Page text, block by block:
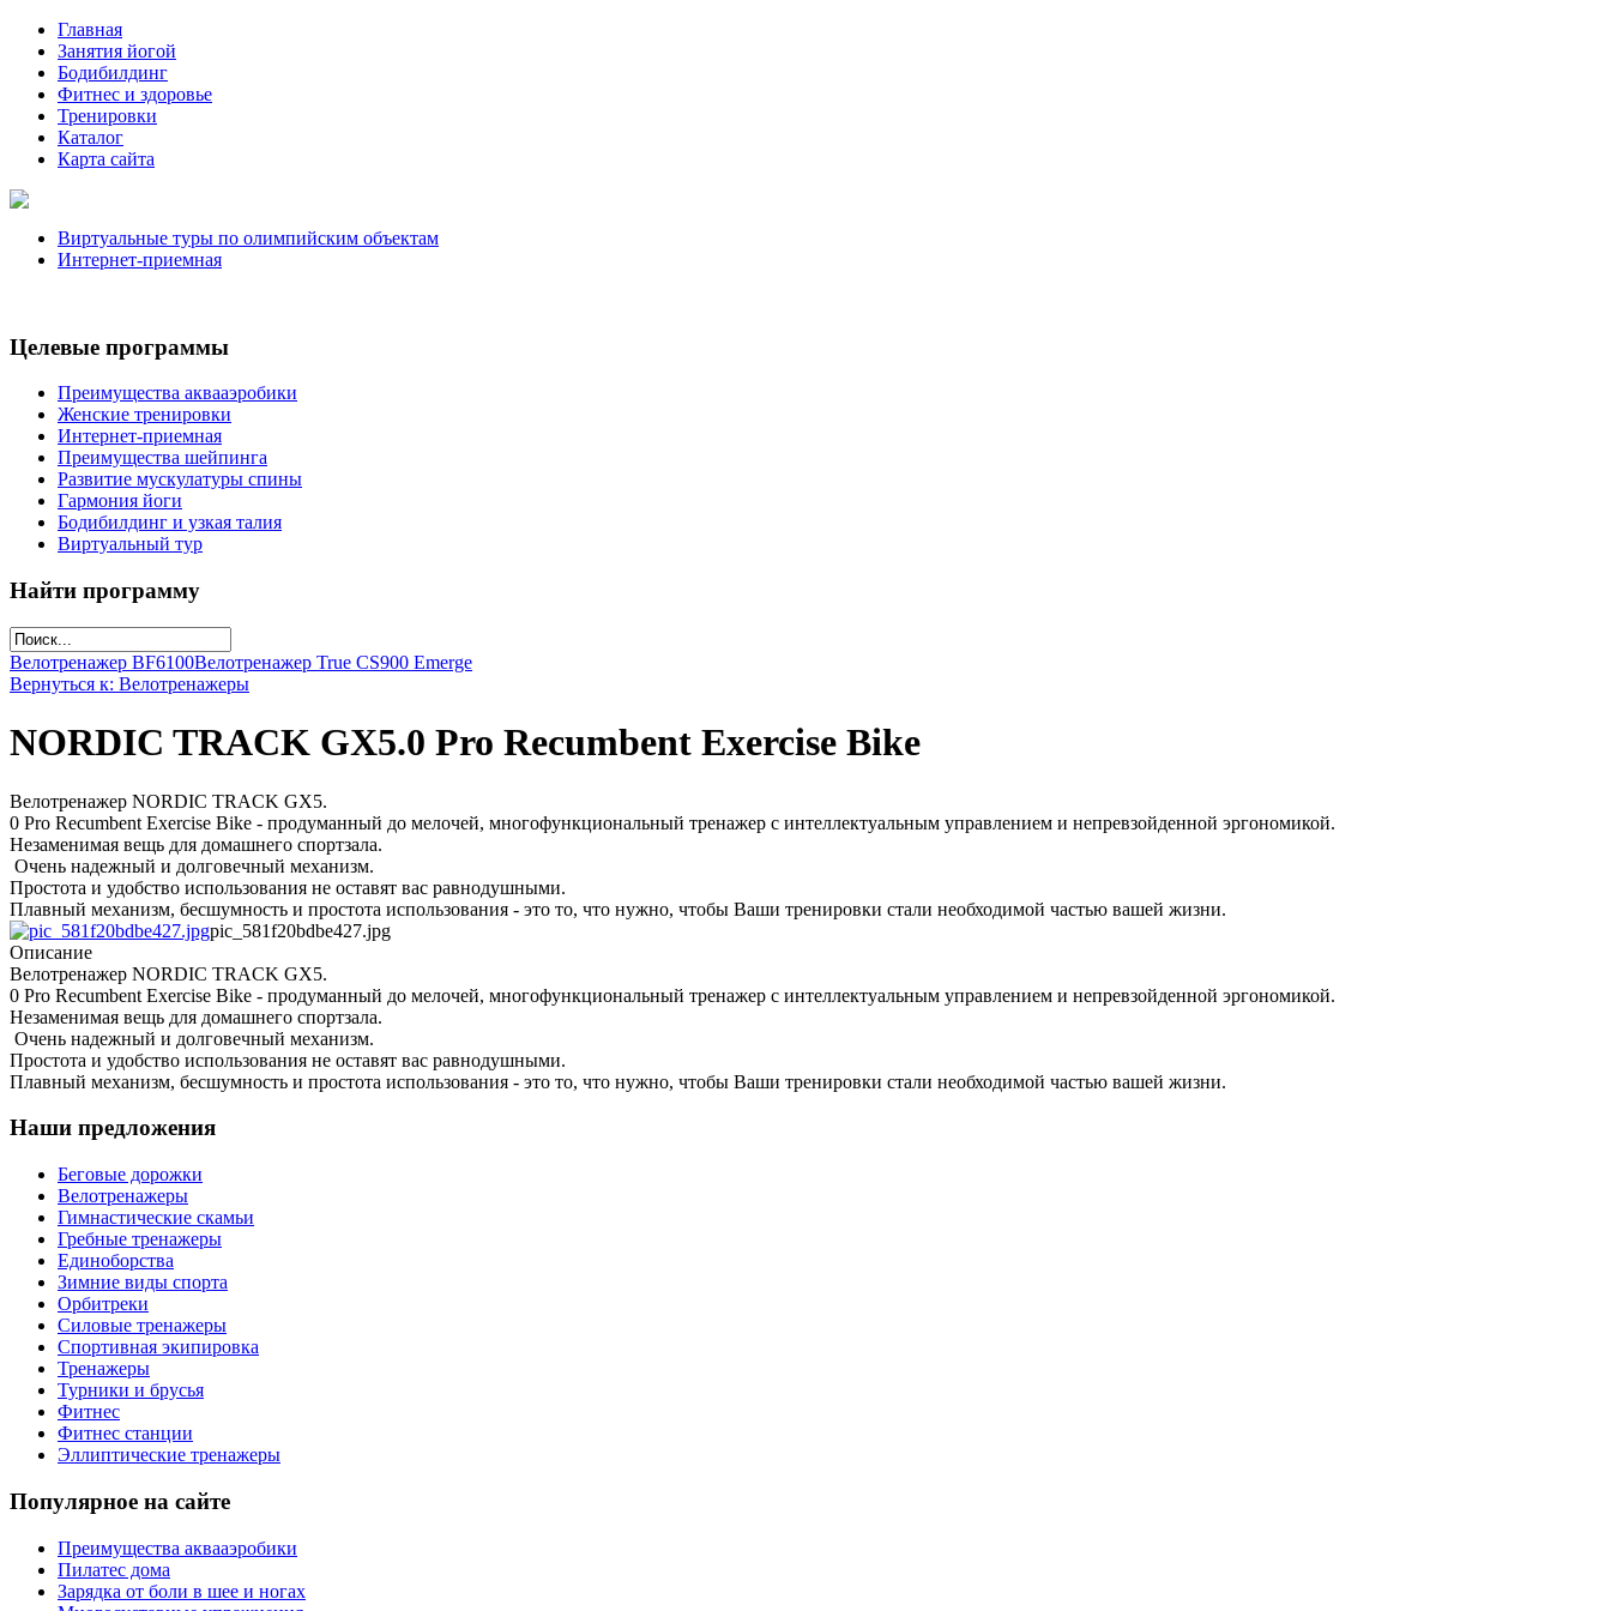
Главная
Занятия йогой
Бодибилдинг
Фитнес и здоровье
Тренировки
Каталог
Карта сайта
Виртуальные туры по олимпийским объектам
Интернет-приемная
Целевые программы
Преимущества аквааэробики
Женские тренировки
Интернет-приемная
Преимущества шейпинга
Развитие мускулатуры спины
Гармония йоги
Бодибилдинг и узкая талия
Виртуальный тур
Найти программу
Велотренажер ВF6100Велотренажер True CS900 Emerge
Вернуться к: Велотренажеры
NORDIC TRACK GX5.0 Pro Recumbent Exercise Bike
Велотренажер NORDIC TRACK GX5.
0 Pro Recumbent Exercise Bike - продуманный до мелочей, многофункциональный тренажер с интеллектуальным управлением и непревзойденной эргономикой.
Незаменимая вещь для домашнего спортзала.
Очень надежный и долговечный механизм.
Простота и удобство использования не оставят вас равнодушными.
Плавный механизм, бесшумность и простота использования - это то, что нужно, чтобы Ваши тренировки стали необходимой частью вашей жизни.
pic_581f20bdbe427.jpg
Описание
Велотренажер NORDIC TRACK GX5.
0 Pro Recumbent Exercise Bike - продуманный до мелочей, многофункциональный тренажер с интеллектуальным управлением и непревзойденной эргономикой.
Незаменимая вещь для домашнего спортзала.
Очень надежный и долговечный механизм.
Простота и удобство использования не оставят вас равнодушными.
Плавный механизм, бесшумность и простота использования - это то, что нужно, чтобы Ваши тренировки стали необходимой частью вашей жизни.
Наши предложения
Беговые дорожки
Велотренажеры
Гимнастические скамьи
Гребные тренажеры
Единоборства
Зимние виды спорта
Орбитреки
Силовые тренажеры
Спортивная экипировка
Тренажеры
Турники и брусья
Фитнес
Фитнес станции
Эллиптические тренажеры
Популярное на сайте
Преимущества аквааэробики
Пилатес дома
Зарядка от боли в шее и ногах